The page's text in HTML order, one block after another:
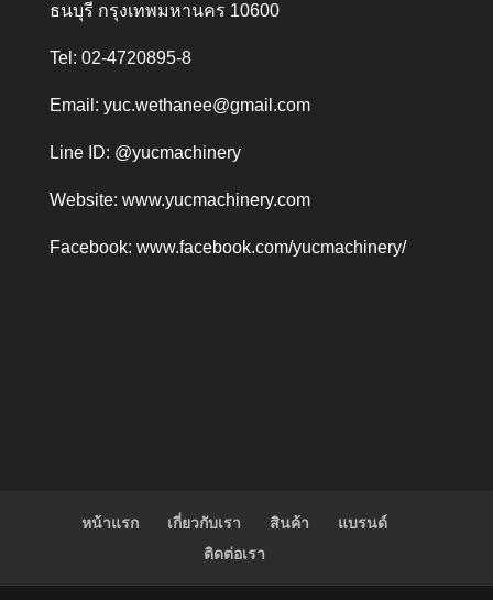
ธนบุรี กรุงเทพมหานคร 10600
Tel: 02-4720895-8
Email: yuc.wethanee@gmail.com
Line ID: @yucmachinery
Website: www.yucmachinery.com
Facebook: www.facebook.com/yucmachinery/
หน้าแรก เกี่ยวกับเรา สินค้า
แบรนด์
ติดต่อเรา